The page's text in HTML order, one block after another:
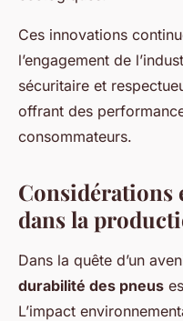
Ces innovations
l’engagement de
sécuritaire et
offrant des
consommateurs.
Considérations
dans la
Dans la quête d’un
durabilité des pneus
L’impact